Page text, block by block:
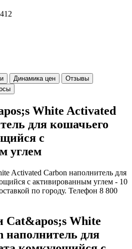
Динамика цен
Отзывы
White Activated
для кошачьего
с
углем
Activated Carbon наполнитель для
с активированным углем - 10
по городу. Телефон 8 800
Cat&apos;s White
наполнитель для